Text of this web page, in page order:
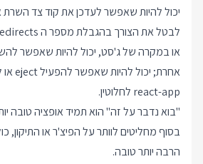
יכול להיות שאפשר לעדכן את קוד צד השרת
לבטל את הצורך בהגבלת מספר ה Redirects.
או במקרה של ג'סט, יכול להיות שאפשר
react-app לחלוטין.
"בוא נדבר על זה" הוא תמיד אופציה טובה
בסוף מחליטים לוותר על הפיצ'ר או התיקון,
הרבה יותר טובה.